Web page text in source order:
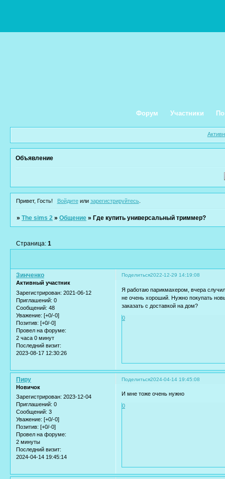
Форум Участники
Объявление
Привет, Гость! Войдитеили зарегистрируйтесь.
»The sims 2 »Общение » Где купить универсальный триммер?
Страница:1
Поделиться2022-12-29 14:19:08
Зинченко
Активный участник
Зарегистрирован: 2021-06-12
Приглашений: 0
Сообщений: 48
Уважение: [+0/-0]
Позитив: [+0/-0]
Провел на форуме:
2 часа 0 минут
Последний визит:
2023-08-17 12:30:26
Я работаю парикмахером, вчера
не очень хороший. Нужно покупать
заказать с доставкой на дом?
0
Поделиться2024-04-14 19:45:08
Пиру
Новичок
Зарегистрирован: 2023-12-04
Приглашений: 0
Сообщений: 3
Уважение: [+0/-0]
Позитив: [+0/-0]
Провел на форуме:
2 минуты
Последний визит:
2024-04-14 19:45:14
И мне тоже очень нужно
0